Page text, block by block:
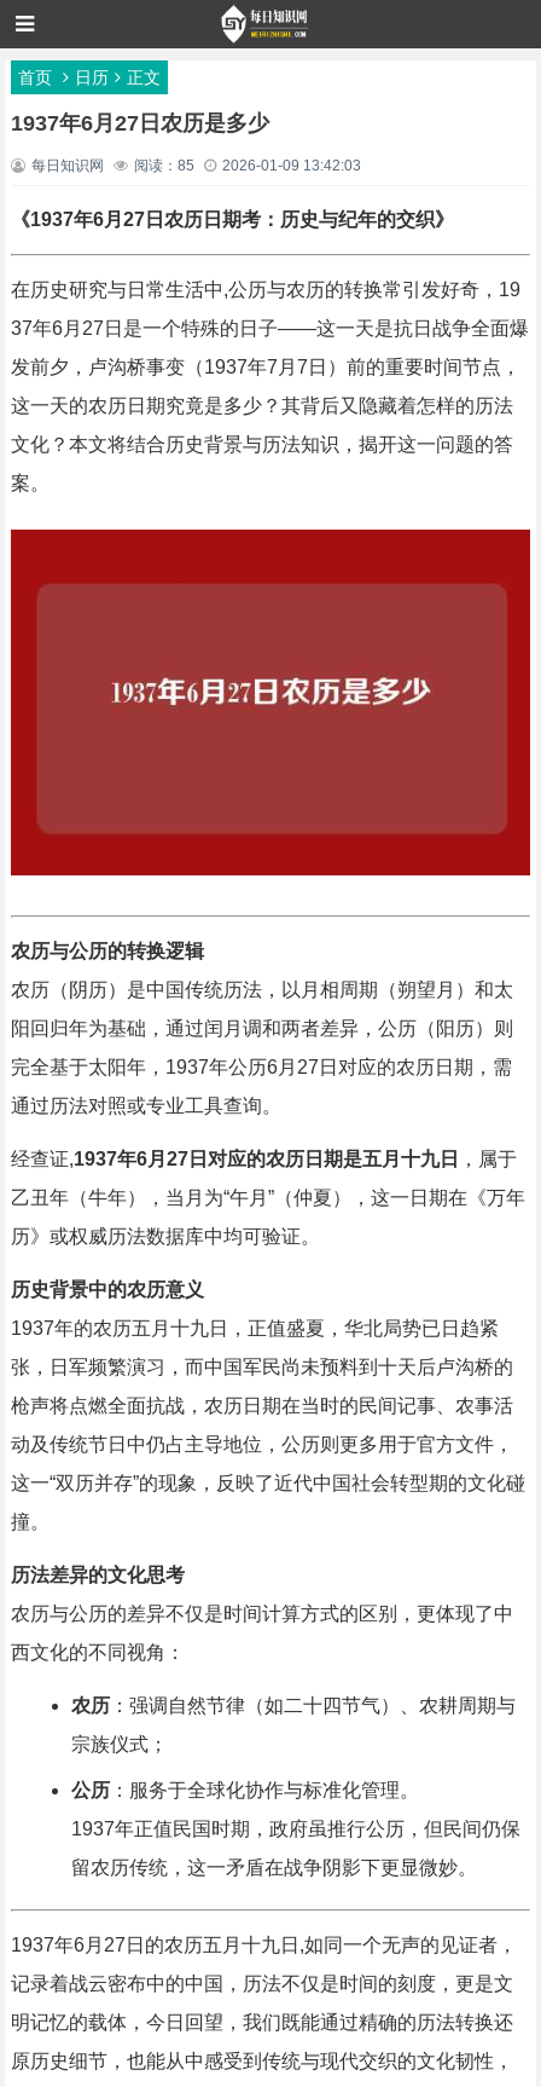
首页 日历 正文
1937年6月27日农历是多少
每日知识网 阅读：85 2026-01-09 13:42:03
《1937年6月27日农历日期考：历史与纪年的交织》
在历史研究与日常生活中,公历与农历的转换常引发好奇，19
37年6月27日是一个特殊的日子——这一天是抗日战争全面爆
发前夕，卢沟桥事变（1937年7月7日）前的重要时间节点，
这一天的农历日期究竟是多少？其背后又隐藏着怎样的历法
文化？本文将结合历史背景与历法知识，揭开这一问题的答
案。
农历与公历的转换逻辑
农历（阴历）是中国传统历法，以月相周期（朔望月）和太
阳回归年为基础，通过闰月调和两者差异，公历（阳历）则
完全基于太阳年，1937年公历6月27日对应的农历日期，需
通过历法对照或专业工具查询。
经查证,1937年6月27日对应的农历日期是五月十九日
，属于
乙丑年（牛年），当月为“午月”（仲夏），这一日期在《万年
历》或权威历法数据库中均可验证。
历史背景中的农历意义
1937年的农历五月十九日，正值盛夏，华北局势已日趋紧
张，日军频繁演习，而中国军民尚未预料到十天后卢沟桥的
枪声将点燃全面抗战，农历日期在当时的民间记事、农事活
动及传统节日中仍占主导地位，公历则更多用于官方文件，
这一“双历并存”的现象，反映了近代中国社会转型期的文化碰
撞。
历法差异的文化思考
农历与公历的差异不仅是时间计算方式的区别，更体现了中
西文化的不同视角：
农历：强调自然节律（如二十四节气）、农耕周期与
宗族仪式；
公历：服务于全球化协作与标准化管理。
1937年正值民国时期，政府虽推行公历，但民间仍保
留农历传统，这一矛盾在战争阴影下更显微妙。
1937年6月27日的农历五月十九日,如同一个无声的见证者，
记录着战云密布中的中国，历法不仅是时间的刻度，更是文
明记忆的载体，今日回望，我们既能通过精确的历法转换还
原历史细节，也能从中感受到传统与现代交织的文化韧性，